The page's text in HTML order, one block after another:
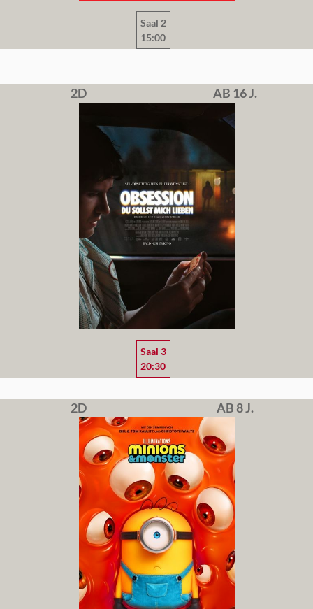
Saal 2
15:00
2D AB 16 J.
Saal 3
20:30
2D AB 8 J.